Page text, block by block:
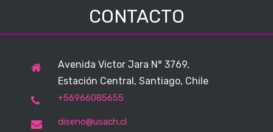
CONTACTO
Avenida Victor Jara N° 3769,
Estación Central, Santiago, Chile
+56966085655
diseno@usach.cl